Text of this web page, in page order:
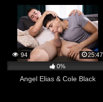
94
25:47
0%
Angel Elias & Cole Black